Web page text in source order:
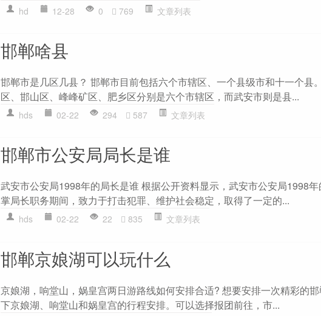
hd 12-28 0 769 文章列表
邯郸啥县
邯郸市是几区几县？ 邯郸市目前包括六个市辖区、一个县级市和十一个县
区、邯山区、峰峰矿区、肥乡区分别是六个市辖区，而武安市则是县...
hds 02-22 294 587 文章列表
邯郸市公安局局长是谁
武安市公安局1998年的局长是谁 根据公开资料显示，武安市公安局1998
掌局长职务期间，致力于打击犯罪、维护社会稳定，取得了一定的...
hds 02-22 22 835 文章列表
邯郸京娘湖可以玩什么
京娘湖，响堂山，娲皇宫两日游路线如何安排合适? 想要安排一次精彩的
下京娘湖、响堂山和娲皇宫的行程安排。可以选择报团前往，市...